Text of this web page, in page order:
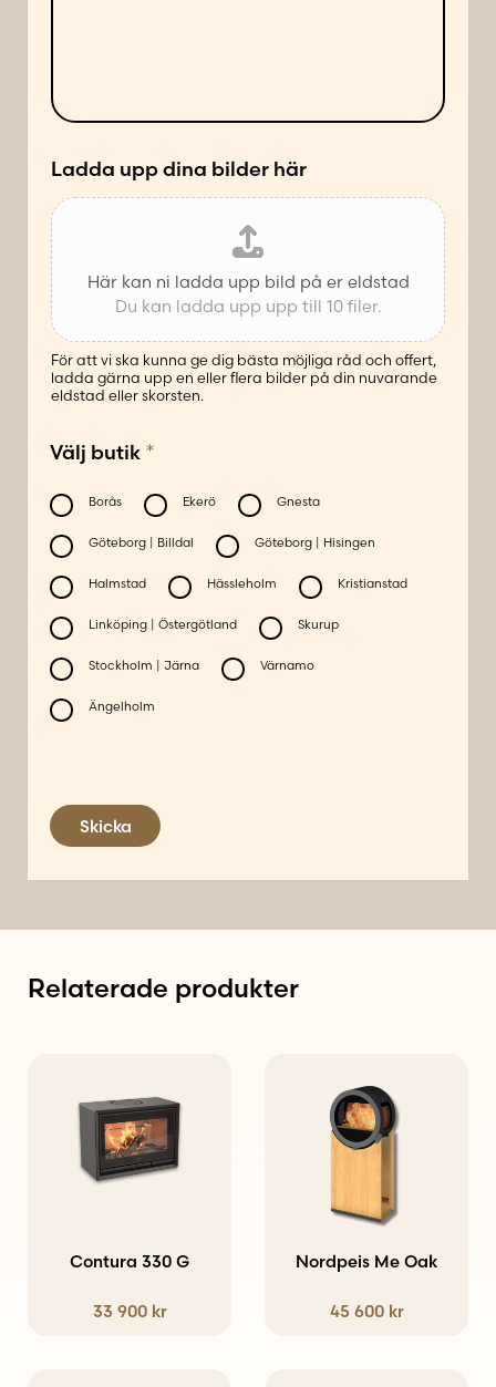
t
*
d
e
Ladda upp dina bilder här
Här kan ni ladda upp bild på er eldstad
Du kan ladda upp upp till 10 filer.
För att vi ska kunna ge dig bästa möjliga råd och offert,
ladda gärna upp en eller flera bilder på din nuvarande
eldstad eller skorsten.
Välj butik *
Borås Ekerö Gnesta
Göteborg | Billdal Göteborg | Hisingen
Halmstad Hässleholm Kristianstad
Linköping | Östergötland Skurup
Stockholm | Järna Värnamo
Ängelholm
Skicka
Relaterade produkter
Contura 330 G
33 900 kr
Nordpeis Me Oak
45 600 kr
produkten
varianter.
olika